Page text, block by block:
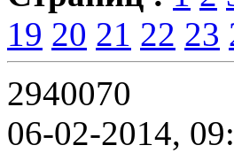
19 20 21 22 23
2940070
06-02-2014,